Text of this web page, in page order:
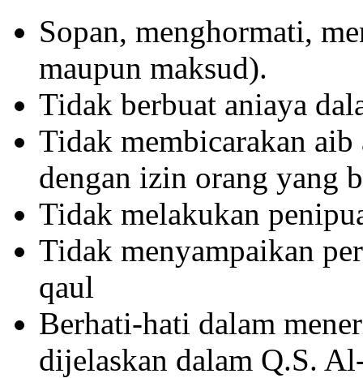
Sopan, menghormati,
maupun maksud).
Tidak berbuat aniaya
Tidak membicarakan
dengan izin orang yang
Tidak melakukan
Tidak menyampaikan
qaul
Berhati-hati dalam
dijelaskan dalam Q.S.